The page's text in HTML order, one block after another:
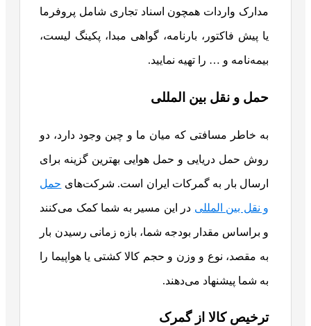
مدارک واردات همچون اسناد تجاری شامل پروفرما
یا پیش فاکتور، بارنامه، گواهی مبدا، پکینگ لیست،
بیمه‌نامه و … را تهیه نمایید.
حمل و نقل بین المللی
به خاطر مسافتی که میان ما و چین وجود دارد، دو
روش حمل دریایی و حمل هوایی بهترین گزینه برای
ارسال بار به گمرکات ایران است. شرکت‌های حمل
و نقل بین المللی در این مسیر به شما کمک می‌کنند
و براساس مقدار بودجه شما، بازه زمانی رسیدن بار
به مقصد، نوع و وزن و حجم کالا کشتی یا هواپیما را
به شما پیشنهاد می‌دهند.
ترخیص کالا از گمرک